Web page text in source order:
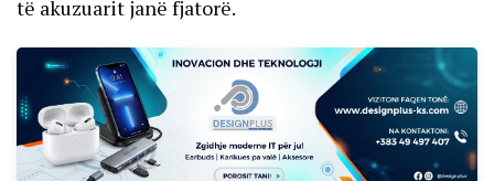
të akuzuarit janë fjatorë.